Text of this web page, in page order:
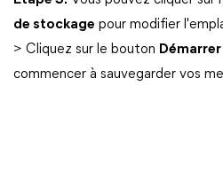
de stockage pour modifier
> Cliquez sur le bouton
commencer à sauvegarder vos